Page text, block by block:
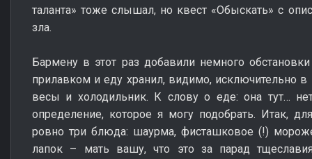
таланта» тоже слышал, но квест «Обыскать» с
зла.
Бармену в этот раз добавили немного
прилавком и еду хранил, видимо, исключительно в
весы и холодильник. К слову о еде: она тут…
определение, которое я могу подобрать. Итак,
ровно три блюда: шаурма, фисташковое (!)
лапок – мать вашу, что это за парад